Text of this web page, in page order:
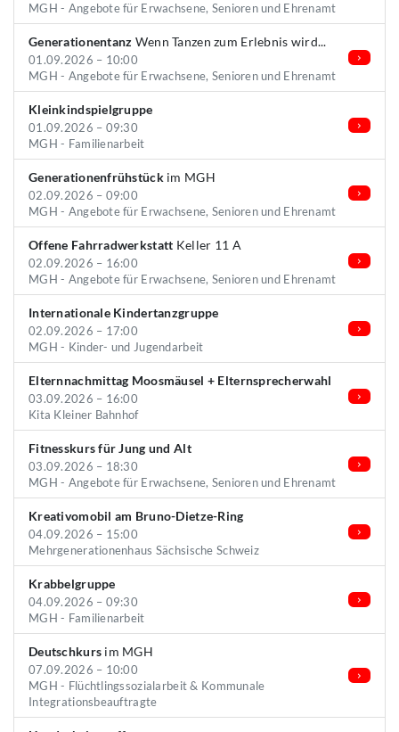
MGH - Angebote für Erwachsene, Senioren und Ehrenamt
Generationentanz Wenn Tanzen zum Erlebnis wird...
01.09.2026 – 10:00
MGH - Angebote für Erwachsene, Senioren und Ehrenamt
Kleinkindspielgruppe
01.09.2026 – 09:30
MGH - Familienarbeit
Generationenfrühstückim MGH
02.09.2026 – 09:00
MGH - Angebote für Erwachsene, Senioren und Ehrenamt
Offene Fahrradwerkstatt Keller 11 A
02.09.2026 – 16:00
MGH - Angebote für Erwachsene, Senioren und Ehrenamt
Internationale Kindertanzgruppe
02.09.2026 – 17:00
MGH - Kinder- und Jugendarbeit
Elternnachmittag Moosmäusel + Elternsprecherwahl
03.09.2026 – 16:00
Kita Kleiner Bahnhof
Fitnesskurs für Jung und Alt
03.09.2026 – 18:30
MGH - Angebote für Erwachsene, Senioren und Ehrenamt
Kreativomobil am Bruno-Dietze-Ring
04.09.2026 – 15:00
Mehrgenerationenhaus Sächsische Schweiz
Krabbelgruppe
04.09.2026 – 09:30
MGH - Familienarbeit
Deutschkurs im MGH
07.09.2026 – 10:00
MGH - Flüchtlingssozialarbeit & Kommunale
Integrationsbeauftragte